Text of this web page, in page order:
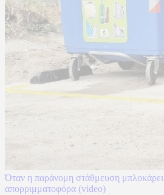
Όταν η παράνομη στάθμευση
απορριμματοφόρα (video)